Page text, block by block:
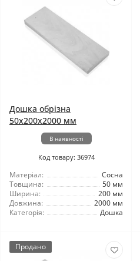
Дошка обрізна
50x200x2000 мм
В наявності
Код товару: 36974
Матеріал:
Сосна
Товщина:
50 мм
Ширина:
200 мм
Довжина:
2000 мм
Категорія:
Дошка
Продано